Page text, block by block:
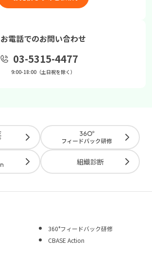
お電話でのお問い合わせ
03-5315-4477
9:00-18:00（土日祝を除く）
組織診断
360°フィードバック研修
CBASE Action